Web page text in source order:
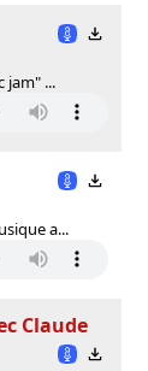
jam" ...
a...
Claude